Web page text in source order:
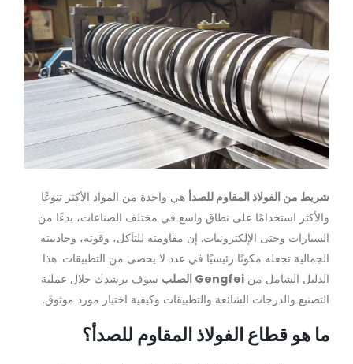
شريط من الفولاذ المقاوم للصدأ هي واحدة من المواد الأكثر تنوعًا
والأكثر استخدامًا على نطاق واسع في مختلف الصناعات، بدءًا من
السيارات وحتى الإلكترونيات. إن مقاومته للتآكل، وقوته، وجاذبيته
الجمالية تجعله مكونًا رئيسيًا في عدد لا يحصى من التطبيقات. هذا
الدليل الشامل من Gengfei الصلب
سوف يرشدك خلال عملية
التصنيع والدرجات الشائعة والتطبيقات وكيفية اختيار مورد موثوق.
ما هو قطاع الفولاذ المقاوم للصدأ؟